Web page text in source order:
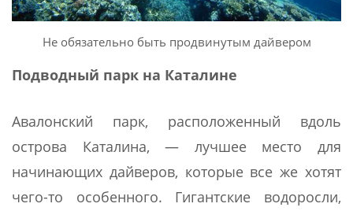
Не обязательно быть продвинутым дайвером
Подводный парк на Каталине
Авалонский парк, расположенный вдоль
острова Каталина, — лучшее место для
начинающих дайверов, которые все же хотят
чего-то особенного. Гигантские водоросли,